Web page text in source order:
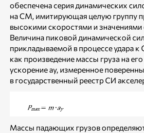
обеспечена серия динамических
на СМ, имитирующая целую группу
высокими скоростями и значениями
Величина пиковой динамической
прикладываемой в процессе удара
как произведение массы груза на
ускорение ау, измеренное
в государственный реестр СИ
Массы падающих грузов